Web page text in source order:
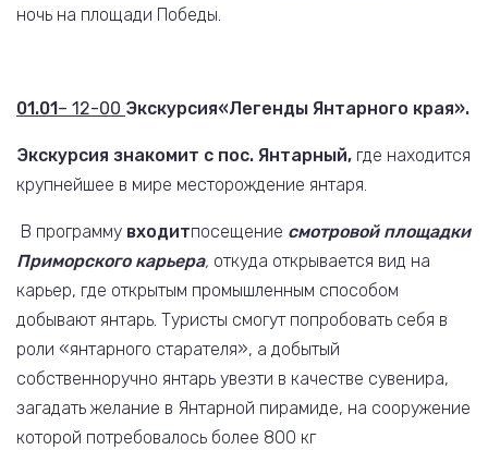
ночь на площади Победы.
01.01 – 12-00 Экскурсия«Легенды Янтарного края».
Экскурсия знакомит с пос. Янтарный, где находится
крупнейшее в мире месторождение янтаря.
В программу входитпосещение смотровойплощадки
Приморского карьера, откуда открывается вид на
карьер, где открытым промышленным способом
добывают янтарь. Туристы смогут попробовать себя в
роли «янтарного старателя», а добытый
собственноручно янтарь увезти в качестве сувенира,
загадать желание в Янтарной пирамиде, на сооружение
которой потребовалось более 800 кг